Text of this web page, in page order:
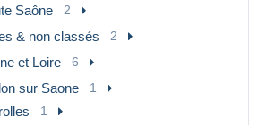
Saône 2
& non classés 2
et Loire 6
sur Saone 1
1